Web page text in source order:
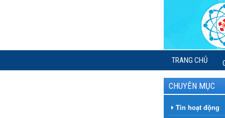
TRANG CHỦ
CHUYÊN MỤC
Tin hoạt động